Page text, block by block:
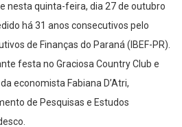
nesta quinta-feira, dia 27 de outubro
há 31 anos consecutivos pelo
de Finanças do Paraná (IBEF-PR).
festa no Graciosa Country Club e
economista Fabiana D’Atri,
de Pesquisas e Estudos